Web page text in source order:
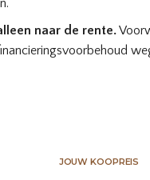
.
naar de rente.
JOUW KOOPREIS